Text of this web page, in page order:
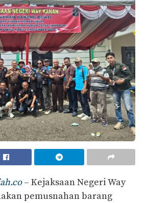
– Kejaksaan Negeri Way
pemusnahan barang